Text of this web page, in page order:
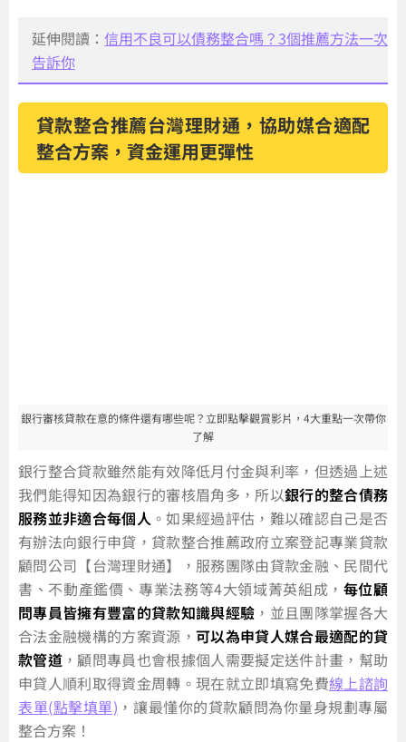
延伸閱讀： 信用不良可以債務整合嗎？3個推薦方法一次
告訴你
貸款整合推薦台灣理財通，協助媒合適配
整合方案，資金運用更彈性
銀行審核貸款在意的條件還有哪些呢？立即點擊觀賞影片，4大重點一次帶你
了解
銀行整合貸款雖然能有效降低月付金與利率，但透過上述
我們能得知因為銀行的審核眉角多，所以銀行的整合債務
服務並非適合每個人 。如果經過評估，難以確認自己是否
有辦法向銀行申貸，貸款整合推薦政府立案登記專業貸款
顧問公司【台灣理財通】，服務團隊由貸款金融、民間代
書、不動產鑑價、專業法務等4大領域菁英組成， 每位顧
問專員皆擁有豐富的貸款知識與經驗 ，並且團隊掌握各大
合法金融機構的方案資源， 可以為申貸人媒合最適配的貸
款管道 ，顧問專員也會根據個人需要擬定送件計畫，幫助
申貸人順利取得資金周轉。現在就立即填寫免費線上諮詢
表單(點擊填單) ，讓最懂你的貸款顧問為你量身規劃專屬
整合方案！